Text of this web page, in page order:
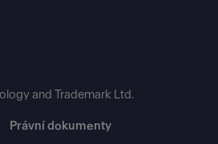
and Trademark Ltd.
Právní dokumenty